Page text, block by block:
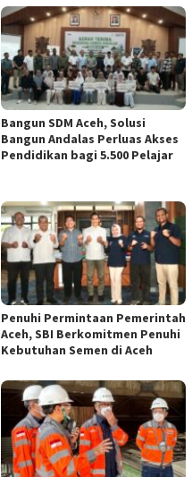
Bangun SDM Aceh, Solusi
Bangun Andalas Perluas Akses
Pendidikan bagi 5.500 Pelajar
Penuhi Permintaan Pemerintah
Aceh, SBI Berkomitmen Penuhi
Kebutuhan Semen di Aceh